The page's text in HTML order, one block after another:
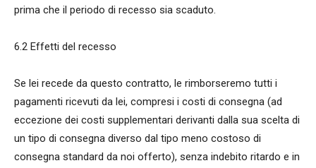
prima che il periodo di recesso sia scaduto.
6.2 Effetti del recesso
Se lei recede da questo contratto, le rimborseremo tutti i
pagamenti ricevuti da lei, compresi i costi di consegna (ad
eccezione dei costi supplementari derivanti dalla sua scelta di
un tipo di consegna diverso dal tipo meno costoso di
consegna standard da noi offerto), senza indebito ritardo e in